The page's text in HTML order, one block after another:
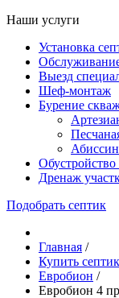
Наши услуги
Установка
Выезд
Шеф-монтаж
Бурение
Дренаж
Подобрать септик
Главная /
Купить септик
Евробион /
Евробион 4 пр